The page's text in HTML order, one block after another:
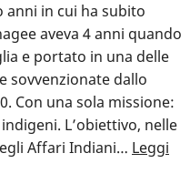
in cui ha subito
aveva 4 anni quando
e portato in una delle
sovvenzionate dallo
Con una sola missione:
L’obiettivo, nelle
Affari Indiani… Leggi